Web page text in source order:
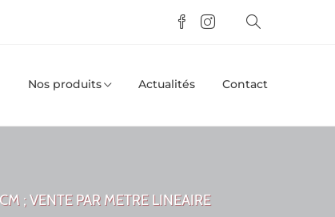
Nos produits Actualités Contact
; VENTE PAR METRE LINEAIRE